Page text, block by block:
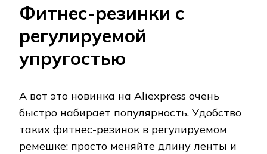
Фитнес-резинки с
регулируемой
упругостью
А вот это новинка на Aliexpress очень
быстро набирает популярность. Удобство
таких фитнес-резинок в регулируемом
ремешке: просто меняйте длину ленты и